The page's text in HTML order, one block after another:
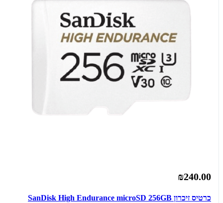
₪240.00
כרטיס זיכרון SanDisk High Endurance microSD 256GB